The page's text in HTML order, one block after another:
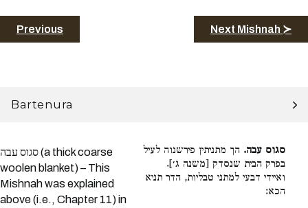
Previous Next Mishnah ≻
Bartenura
סגוס עבה (a thick coarse
woolen blanket) – This
Mishnah was explained
above (i.e., Chapter 11) in
סגוס עבה. הך מתניתין פירשנוה לעיל
בפרק הבית שנסדק [משנה ג׳].
ואיידי דבעי למתני טבליות, הדר תניא
הכא: